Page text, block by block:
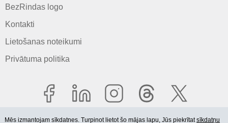
BezRindas logo
Kontakti
Lietošanas noteikumi
Privātuma politika
Mēs izmantojam sīkdatnes. Turpinot lietot šo mājas lapu, Jūs piekrītatsīkdatņu